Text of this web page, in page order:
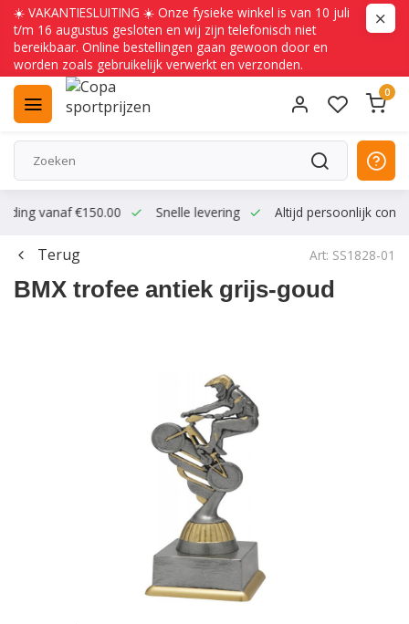
☀️ VAKANTIESLUITING ☀️ Onze fysieke winkel is van 10 juli
t/m 16 augustus gesloten en wij zijn telefonisch niet
bereikbaar. Online bestellingen gaan gewoon door en
worden zoals gebruikelijk verwerkt en verzonden.
0
vanaf €150.00 Snelle levering Altijd persoonlijk
Terug Art: SS1828-01
BMX trofee antiek grijs-goud